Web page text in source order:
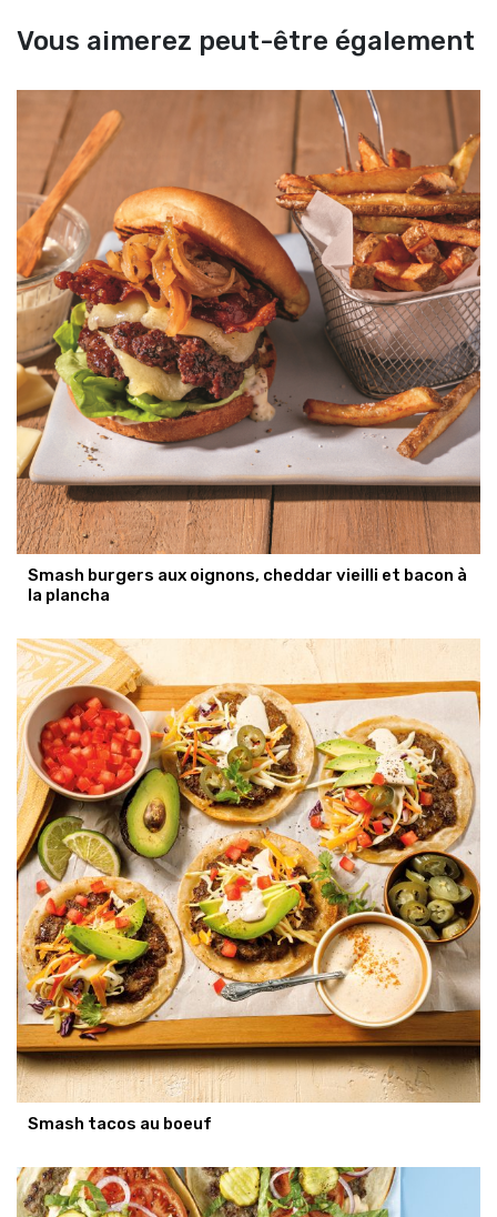
Vous aimerez peut-être également
Smash burgers aux oignons, cheddar vieilli et bacon à
la plancha
Smash tacos au boeuf